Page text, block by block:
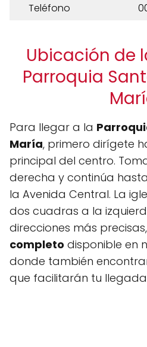
Teléfono
Ubicación de
Parroquia
Para llegar a la
María, primero dirígete
principal del centro.
derecha y continúa
la Avenida Central. La
dos cuadras a la
direcciones más
completo disponible en
donde también
que facilitarán tu